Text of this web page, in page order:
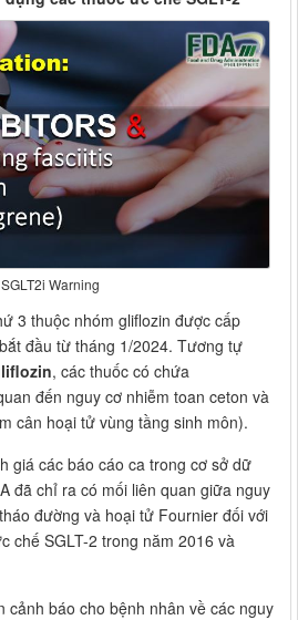
SGLT2i Warning
3 thuộc nhóm gliflozin được cấp
đầu từ tháng 1/2024. Tương tự
, các thuốc có chứa
đến nguy cơ nhiễm toan ceton và
cân hoại tử vùng tầng sinh môn).
giá các báo cáo ca trong cơ sở dữ
đã chỉ ra có mối liên quan giữa nguy
đường và hoại tử Fournier đối với
chế SGLT-2 trong năm 2016 và
cảnh báo cho bệnh nhân về các nguy